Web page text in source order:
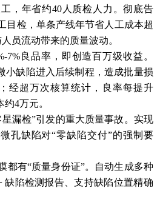
，年省约40人质检人力。彻底告
目检，单条产线年节省人工成本超
员流动带来的质量波动。
7%良品率，即创造百万级收益。
小缺陷进入后续制程，造成批量损
经超万次核算统计，良率每提升
4万元。
漏检”引发的重大质量事故。实现
孔缺陷对“零缺陷交付”的强制要
都有“质量身份证”。自动生成多种
缺陷检测报告、支持缺陷位置精确